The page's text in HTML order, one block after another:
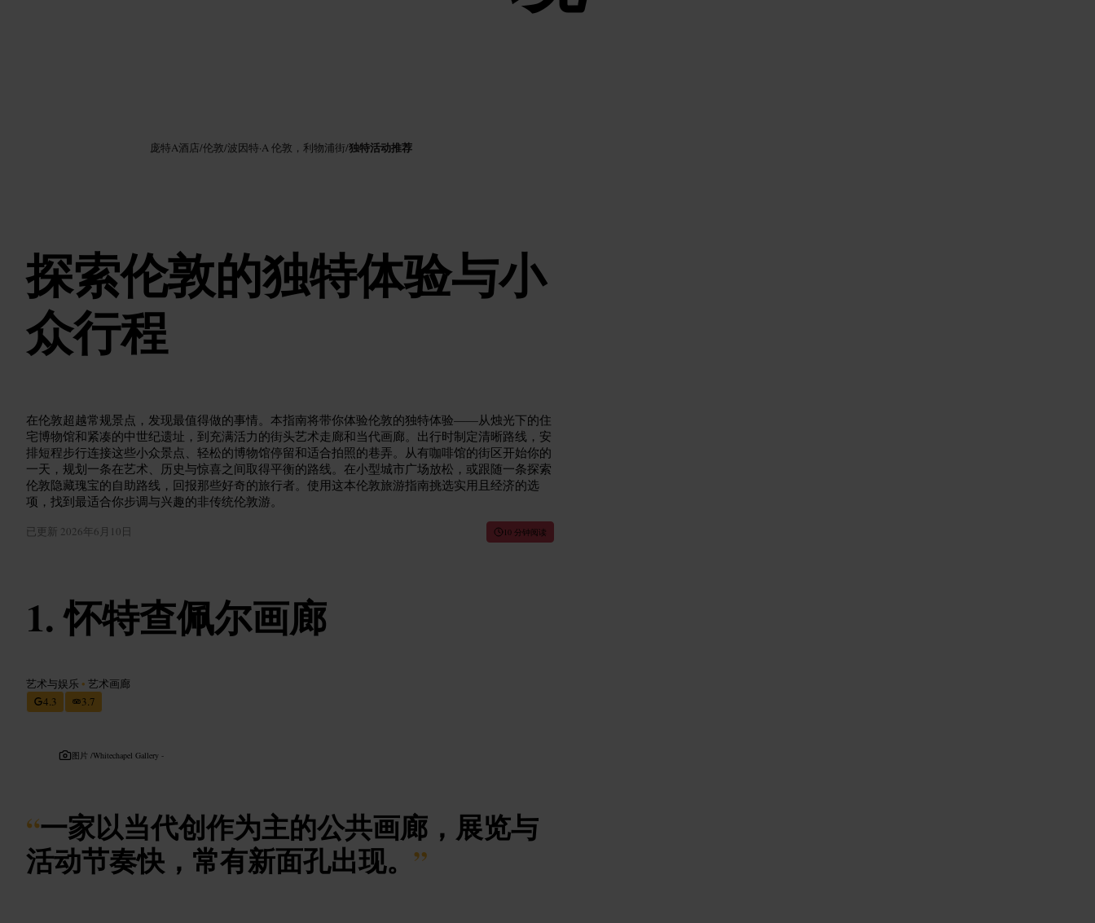
庞特A酒店/伦敦/波因特·A 伦敦，利物浦街/独特活动推荐
探索伦敦的独特体验与小
众行程
在伦敦超越常规景点，发现最值得做的事情。本指南将带你体验伦敦的独特体验——从烛光下的住
宅博物馆和紧凑的中世纪遗址，到充满活力的街头艺术走廊和当代画廊。出行时制定清晰路线，安
排短程步行连接这些小众景点、轻松的博物馆停留和适合拍照的巷弄。从有咖啡馆的街区开始你的
一天，规划一条在艺术、历史与惊喜之间取得平衡的路线。在小型城市广场放松，或跟随一条探索
伦敦隐藏瑰宝的自助路线，回报那些好奇的旅行者。使用这本伦敦旅游指南挑选实用且经济的选
项，找到最适合你步调与兴趣的非传统伦敦游。
已更新 2026年6月10日 10 分钟阅读
怀特查佩尔画廊
艺术与娱乐 • 艺术画廊
4.3
3.7
图片 /Whitechapel Gallery -
“一家以当代创作为主的公共画廊，展览与
活动节奏快，常有新面孔出现。 ”